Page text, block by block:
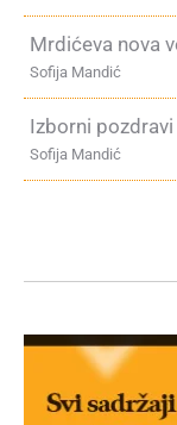
Mrdićeva nova
Sofija Mandić
Izborni
Sofija Mandić